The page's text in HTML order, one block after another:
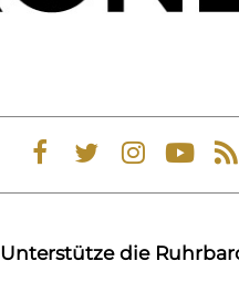
Unterstütze die